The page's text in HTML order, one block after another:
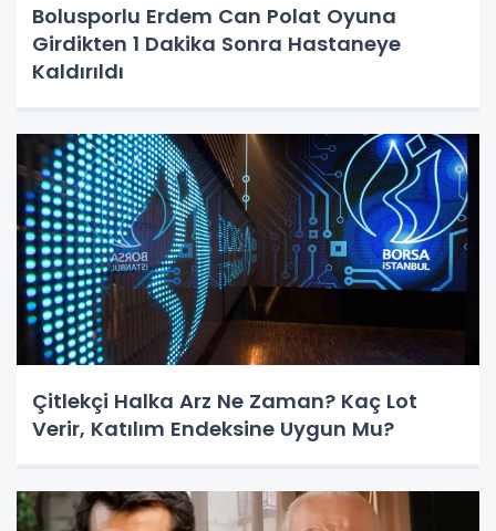
Bolusporlu Erdem Can Polat Oyuna
Girdikten 1 Dakika Sonra Hastaneye
Kaldırıldı
Çitlekçi Halka Arz Ne Zaman? Kaç Lot
Verir, Katılım Endeksine Uygun Mu?